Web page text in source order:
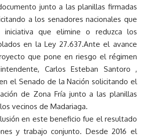
junto a las planillas firmadas
a los senadores nacionales que
iniciativa que elimine o reduzca los
en la Ley 27.637.Ante el avance
que pone en riesgo el régimen
Carlos Esteban Santoro ,
el Senado de la Nación solicitando el
de Zona Fría junto a las planillas
vecinos de Madariaga.
en este beneficio fue el resultado
y trabajo conjunto. Desde 2016 el